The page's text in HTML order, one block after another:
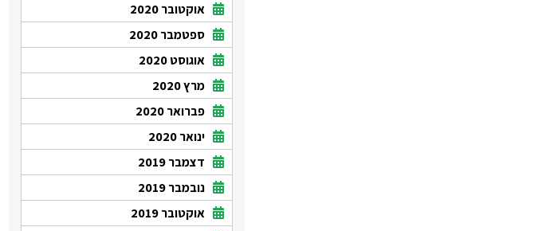
אוקטובר 2020
ספטמבר 2020
אוגוסט 2020
מרץ 2020
פברואר 2020
ינואר 2020
דצמבר 2019
נובמבר 2019
אוקטובר 2019